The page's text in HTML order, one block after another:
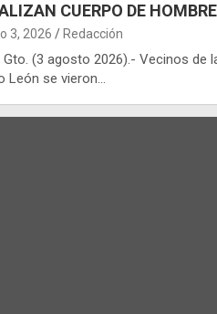
CUERPO DE
3, 2026 Redacción
Gto. (3 agosto 2026).- Vecinos de
León se vieron…